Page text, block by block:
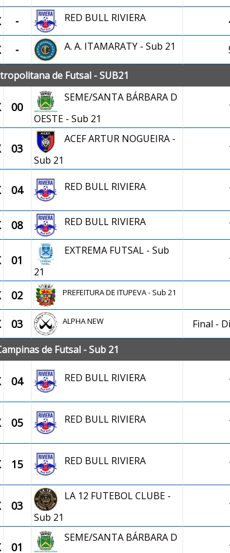
- RED BULL RIVIERA
- A. A. ITAMARATY - Sub 21
de Futsal - SUB21
00
SEME/SANTA BÁRBARA D
OESTE - Sub 21
03
ACEF ARTUR NOGUEIRA -
Sub 21
04 RED BULL RIVIERA
08 RED BULL RIVIERA
01
EXTREMA FUTSAL - Sub
21
02 PREFEITURA DE ITUPEVA - Sub 21
03 ALPHA NEW
Final -
de Futsal - Sub 21
04 RED BULL RIVIERA
05 RED BULL RIVIERA
15 RED BULL RIVIERA
03
LA 12 FUTEBOL CLUBE -
Sub 21
01
SEME/SANTA BÁRBARA D